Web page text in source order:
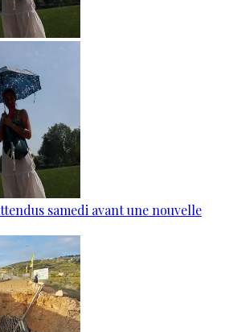
samedi avant une nouvelle